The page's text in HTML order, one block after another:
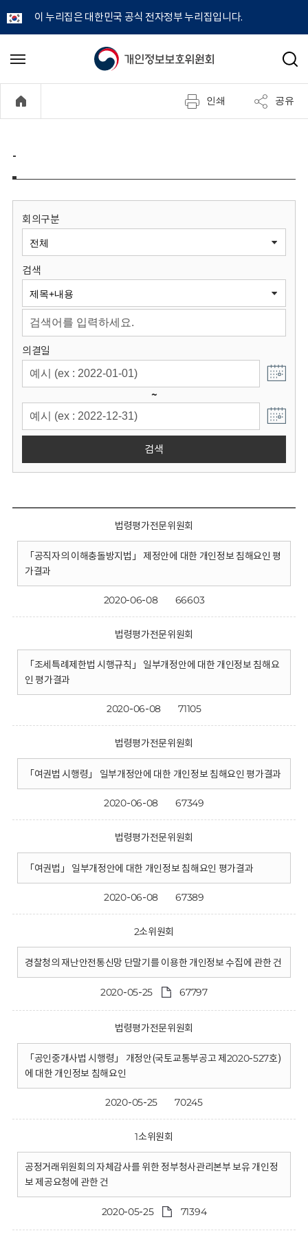
이 누리집은 대한민국 공식 전자정부 누리집입니다.
개
정
보
원
회
메
기
검
인쇄 공유
-
회의구분
검색
의결일
~
검색
법령평가전문위원회
「공직자의 이해충돌방지법」 제정안에 대한 개인정보 침해요인 평
가결과
2020-06-08 66603
법령평가전문위원회
「조세특례제한법 시행규칙」 일부개정안에 대한 개인정보 침해요
인 평가결과
2020-06-08 71105
법령평가전문위원회
「여권법 시행령」 일부개정안에 대한 개인정보 침해요인 평가결과
2020-06-08 67349
법령평가전문위원회
「여권법」 일부개정안에 대한 개인정보 침해요인 평가결과
2020-06-08 67389
2소위원회
경찰청의 재난안전통신망 단말기를 이용한 개인정보 수집에 관한 건
2020-05-25 67797
법령평가전문위원회
「공인중개사법 시행령」 개정안(국토교통부공고 제2020-527호)
에 대한 개인정보 침해요인
2020-05-25 70245
1소위원회
공정거래위원회의 자체감사를 위한 정부청사관리본부 보유 개인정
보 제공요청에 관한 건
2020-05-25 71394